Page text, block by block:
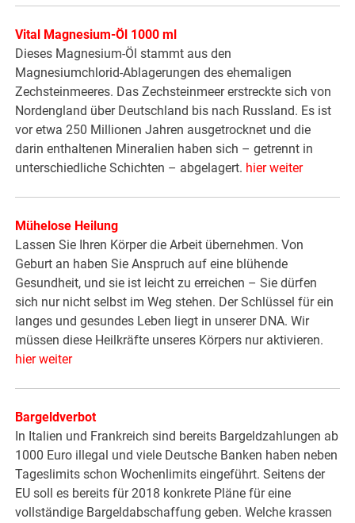
Vital Magnesium-Öl 1000 ml
Dieses Magnesium-Öl stammt aus den
Magnesiumchlorid-Ablagerungen des ehemaligen
Zechsteinmeeres. Das Zechsteinmeer erstreckte sich von
Nordengland über Deutschland bis nach Russland. Es ist
vor etwa 250 Millionen Jahren ausgetrocknet und die
darin enthaltenen Mineralien haben sich – getrennt in
unterschiedliche Schichten – abgelagert. hier weiter
Mühelose Heilung
Lassen Sie Ihren Körper die Arbeit übernehmen. Von
Geburt an haben Sie Anspruch auf eine blühende
Gesundheit, und sie ist leicht zu erreichen – Sie dürfen
sich nur nicht selbst im Weg stehen. Der Schlüssel für ein
langes und gesundes Leben liegt in unserer DNA. Wir
müssen diese Heilkräfte unseres Körpers nur aktivieren.
hier weiter
Bargeldverbot
In Italien und Frankreich sind bereits Bargeldzahlungen ab
1000 Euro illegal und viele Deutsche Banken haben neben
Tageslimits schon Wochenlimits eingeführt. Seitens der
EU soll es bereits für 2018 konkrete Pläne für eine
vollständige Bargeldabschaffung geben. Welche krassen